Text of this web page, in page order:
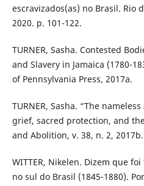
escravizados(as) no Brasil. Rio
2020. p. 101-122.
TURNER, Sasha. Contested
and Slavery in Jamaica (1780-
of Pennsylvania Press, 2017a.
TURNER, Sasha. “The
grief, sacred protection, and
and Abolition, v. 38, n. 2, 2017b.
WITTER, Nikelen. Dizem que
no sul do Brasil (1845-1880).